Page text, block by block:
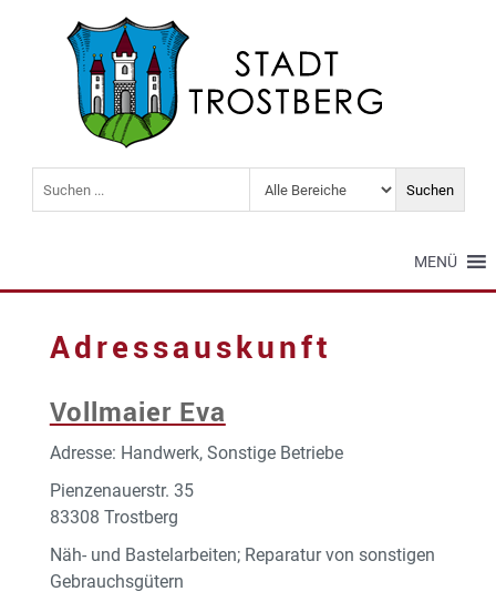
MENÜ
Adressauskunft
Vollmaier Eva
Adresse: Handwerk, Sonstige Betriebe
Pienzenauerstr. 35
83308 Trostberg
Näh- und Bastelarbeiten; Reparatur von sonstigen
Gebrauchsgütern